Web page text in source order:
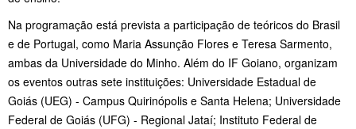
Na programação está prevista a participação de teóricos do Brasil
e de Portugal, como Maria Assunção Flores e Teresa Sarmento,
ambas da Universidade do Minho. Além do IF Goiano, organizam
os eventos outras sete instituições: Universidade Estadual de
Goiás (UEG) - Campus Quirinópolis e Santa Helena; Universidade
Federal de Goiás (UFG) - Regional Jataí; Instituto Federal de